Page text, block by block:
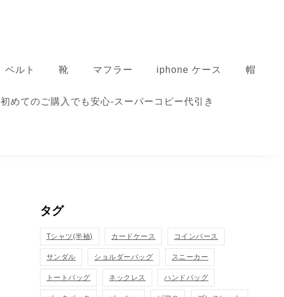
ベルト 靴 マフラー iphone ケース 帽
初めてのご購入でも安心-スーパーコピー代引き
タグ
Tシャツ(半袖) カードケース コインパース
サンダル ショルダーバッグ スニーカー
トートバッグ ネックレス ハンドバッグ